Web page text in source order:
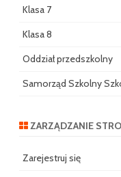
Klasa 7
Klasa 8
Oddział przedszkolny
Samorząd Szkolny
ZARZĄDZANIE
Zarejestruj się